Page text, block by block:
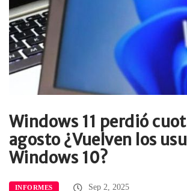
Windows 11 perdió
agosto ¿Vuelven los
Windows 10?
INFORMES Sep 2, 2025